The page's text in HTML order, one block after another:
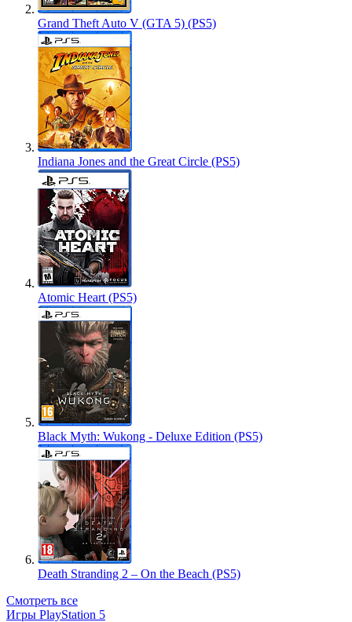
Grand Theft Auto V (GTA 5) (PS5)
Indiana Jones and the Great Circle (PS5)
Atomic Heart (PS5)
Black Myth: Wukong - Deluxe Edition (PS5)
Death Stranding 2 – On the Beach (PS5)
Смотреть все
Игры PlayStation 5